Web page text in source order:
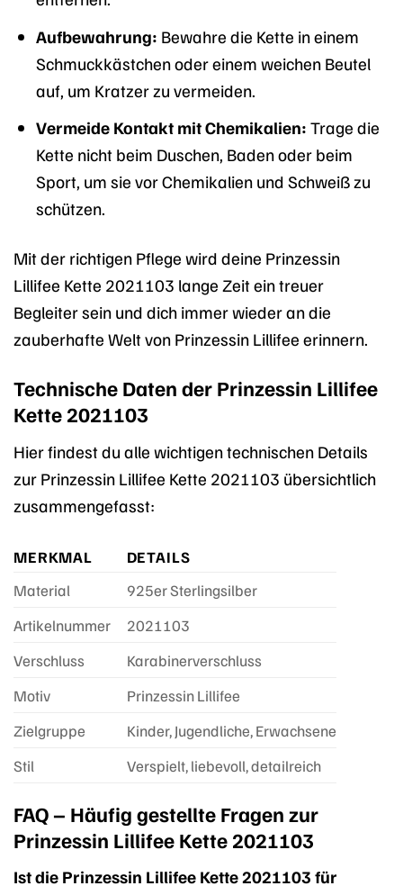
Aufbewahrung: Bewahre die Kette in einem
Schmuckkästchen oder einem weichen Beutel
auf, um Kratzer zu vermeiden.
Vermeide Kontakt mit Chemikalien: Trage die
Kette nicht beim Duschen, Baden oder beim
Sport, um sie vor Chemikalien und Schweiß zu
schützen.
Mit der richtigen Pflege wird deine Prinzessin
Lillifee Kette 2021103 lange Zeit ein treuer
Begleiter sein und dich immer wieder an die
zauberhafte Welt von Prinzessin Lillifee erinnern.
Technische Daten der Prinzessin Lillifee
Kette 2021103
Hier findest du alle wichtigen technischen Details
zur Prinzessin Lillifee Kette 2021103 übersichtlich
zusammengefasst:
MERKMAL
DETAILS
Material
925er Sterlingsilber
Artikelnummer
2021103
Verschluss
Karabinerverschluss
Motiv
Prinzessin Lillifee
Zielgruppe
Kinder, Jugendliche, Erwachsene
Stil
Verspielt, liebevoll, detailreich
FAQ – Häufig gestellte Fragen zur
Prinzessin Lillifee Kette 2021103
Ist die Prinzessin Lillifee Kette 2021103 für